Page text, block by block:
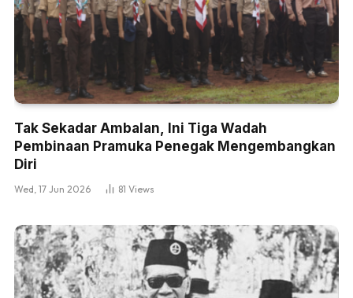
Tak Sekadar Ambalan, Ini Tiga Wadah
Pembinaan Pramuka Penegak Mengembangkan
Diri
Wed, 17 Jun 2026 81 Views